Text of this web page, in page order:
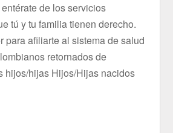
de los servicios
tú y tu familia tienen derecho.
para afiliarte al sistema de salud
retornados de
hijos/hijas Hijos/Hijas nacidos